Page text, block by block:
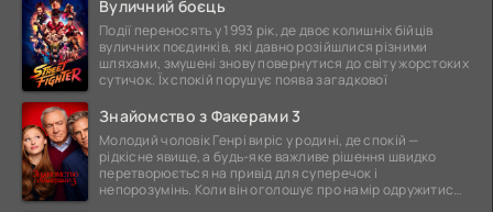
Вуличний боєць
Події переносять у 1993 рік, де двоє колишніх бійців
вуличних поєдинків, які давно розійшлися різними
шляхами, змушені знову повернутися до світу жорстоких
сутичок. Їх спокій порушує поява загадкової
Знайомство з Факерами 3
Молодий чоловік Генрі виріс у родині, де спокій —
рідкісне явище, а будь-яке важливе рішення швидко
перетворюється на привід для суперечок і
непорозумінь. Коли він оголошує про намір одружитися,